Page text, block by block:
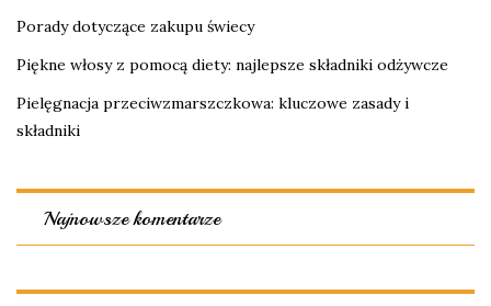
Porady dotyczące zakupu świecy
Piękne włosy z pomocą diety: najlepsze składniki odżywcze
Pielęgnacja przeciwzmarszczkowa: kluczowe zasady i
składniki
Najnowsze komentarze